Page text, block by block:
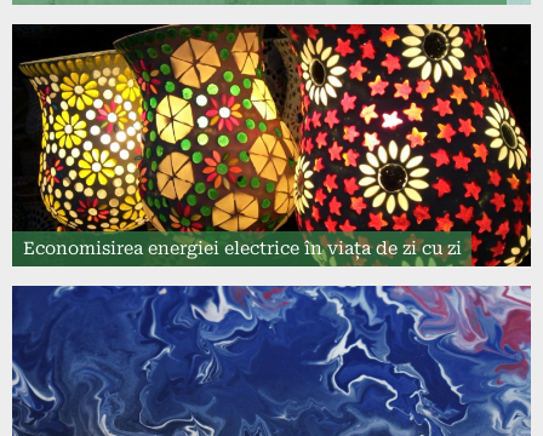
Economisirea energiei electrice în viața de zi cu zi